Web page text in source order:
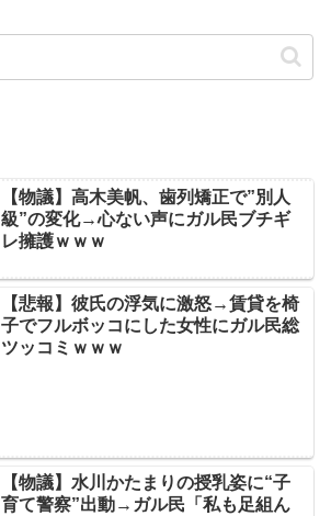
【物議】高木美帆、歯列矯正で”別人
級”の変化→心ない声にガル民ブチギ
レ擁護ｗｗｗ
【悲報】彼氏の浮気に激怒→賃貸を椅
子でフルボッコにした女性にガル民総
ツッコミｗｗｗ
【物議】水川かたまりの授乳姿に“子
育て警察”出動→ガル民「私も足組ん